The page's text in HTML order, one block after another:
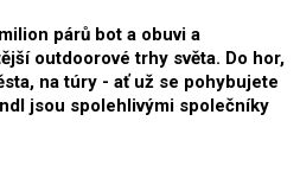
párů bot a obuvi a
outdoorové trhy světa. Do hor,
na túry - ať už se pohybujete
jsou spolehlivými společníky